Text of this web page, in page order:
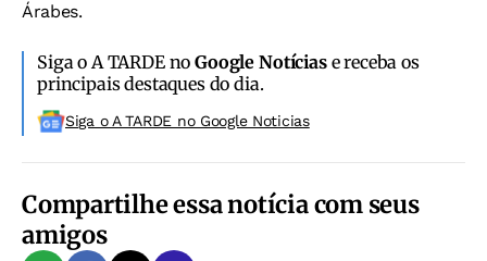
Árabes.
Siga o A TARDE noGoogle Notíciase receba os
principais destaques do dia.
Siga o A TARDE no Google Noticias
Compartilhe essa notícia com seus
amigos